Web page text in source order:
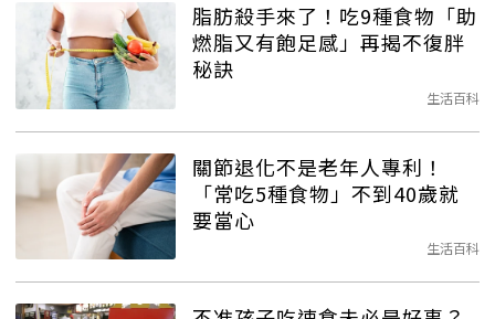
脂肪殺手來了！吃9種食物「助
燃脂又有飽足感」再揭不復胖
秘訣
生活百科
關節退化不是老年人專利！
「常吃5種食物」不到40歲就
要當心
生活百科